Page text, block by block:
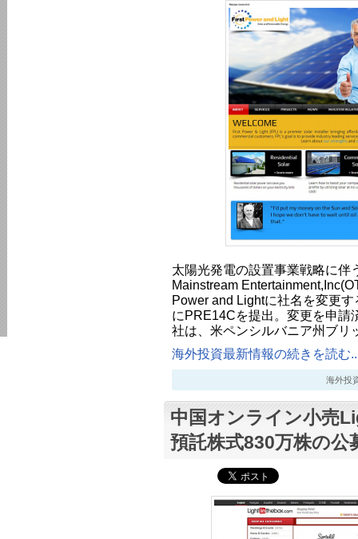
太陽光発電の設置事業戦略に伴
Mainstream
Power and Lightに社名を変更
にPRE14Cを提出。変更を申請
社は、米ペンシルバニア州ブ
海外投資最新情報の続きを読む
海外投
中国オンライン小売
預託株式830万株の公